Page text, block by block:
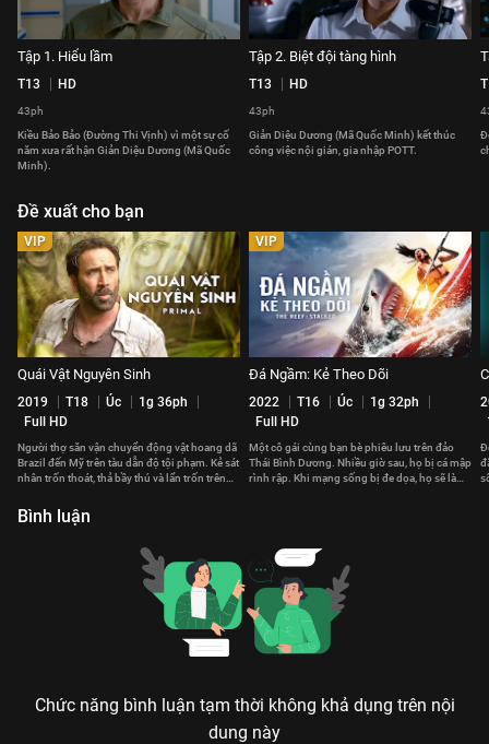
Tập 1. Hiểu lầm
T13 HD
43ph
Kiều Bảo Bảo (Đường Thi Vịnh) vì một sự cố
năm xưa rất hận Giản Diệu Dương (Mã Quốc
Minh).
Tập 2. Biệt đội tàng hình
T13 HD
43ph
Giản Diệu Dương (Mã Quốc Minh) kết thúc
công việc nội gián, gia nhập POTT.
Đề xuất cho bạn
VIP
Quái Vật Nguyên Sinh
2019 T18 Úc
1g 36ph
Full HD
Người thợ săn vận chuyển động vật hoang dã
Brazil đến Mỹ trên tàu dẫn độ tội phạm. Kẻ sát
nhân trốn thoát, thả bầy thú và lẩn trốn trên
VIP
Đá Ngầm: Kẻ Theo Dõi
2022 T16 Úc
1g 32ph
Full HD
Một cô gái cùng bạn bè phiêu lưu trên đảo
Thái Bình Dương. Nhiều giờ sau, họ bị cá mập
rình rập. Khi mạng sống bị đe dọa, họ sẽ làm
Bình luận
Chức năng bình luận tạm thời không khả dụng trên nội
dung này